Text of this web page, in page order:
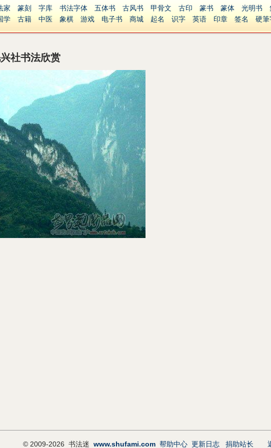
家 篆刻 字库 书法字体 五体书 古风书 甲骨文 古印 篆书 篆体 光明书
学 古籍 中医 象棋 游戏 电子书 商城 起名 识字 英语 印章 签名
硬筆
社书法欣赏
© 2009-2026 书法迷 www.shufami.com 帮助中心 更新日志 捐助站长